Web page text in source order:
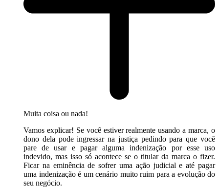
Muita coisa ou nada!
Vamos explicar! Se você estiver realmente usando a marca, o
dono dela pode ingressar na justiça pedindo para que você
pare de usar e pagar alguma indenização por esse uso
indevido, mas isso só acontece se o titular da marca o fizer.
Ficar na eminência de sofrer uma ação judicial e até pagar
uma indenização é um cenário muito ruim para a evolução do
seu negócio.